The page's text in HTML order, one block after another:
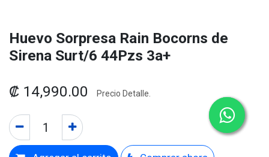
Huevo Sorpresa Rain Bocorns de
Sirena Surt/6 44Pzs 3a+
₡ 14,990.00 Precio Detalle.